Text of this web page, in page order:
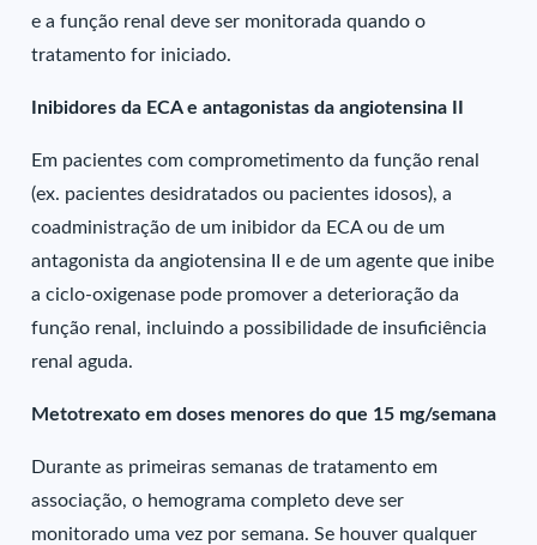
e a função renal deve ser monitorada quando o
tratamento for iniciado.
Inibidores da ECA e antagonistas da angiotensina II
Em pacientes com comprometimento da função renal
(ex. pacientes desidratados ou pacientes idosos), a
coadministração de um inibidor da ECA ou de um
antagonista da angiotensina II e de um agente que inibe
a ciclo-oxigenase pode promover a deterioração da
função renal, incluindo a possibilidade de insuficiência
renal aguda.
Metotrexato em doses menores do que 15 mg/semana
Durante as primeiras semanas de tratamento em
associação, o hemograma completo deve ser
monitorado uma vez por semana. Se houver qualquer